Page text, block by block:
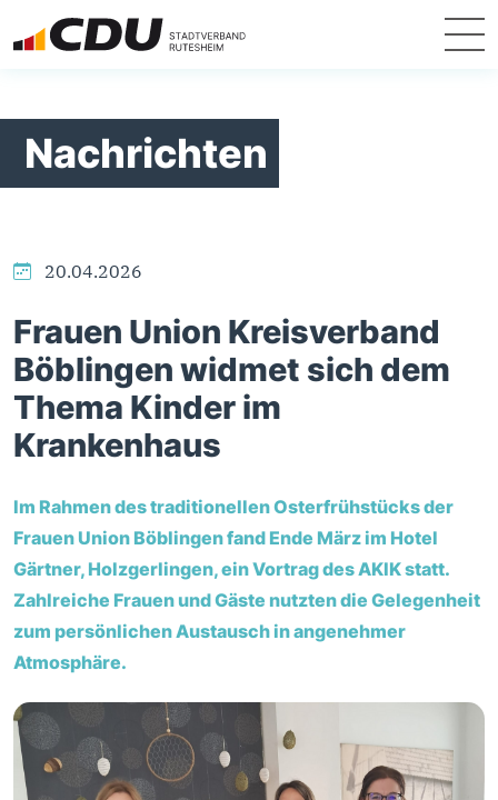
Nachrichten
20.04.2026
Frauen Union Kreisverband
Böblingen widmet sich dem
Thema Kinder im
Krankenhaus
Im Rahmen des traditionellen Osterfrühstücks der
Frauen Union Böblingen fand Ende März im Hotel
Gärtner, Holzgerlingen, ein Vortrag des AKIK statt.
Zahlreiche Frauen und Gäste nutzten die Gelegenheit
zum persönlichen Austausch in angenehmer
Atmosphäre.